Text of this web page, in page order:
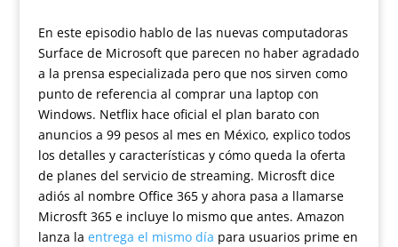
En este episodio hablo de las nuevas computadoras
Surface de Microsoft que parecen no haber agradado
a la prensa especializada pero que nos sirven como
punto de referencia al comprar una laptop con
Windows. Netflix hace oficial el plan barato con
anuncios a 99 pesos al mes en México, explico todos
los detalles y características y cómo queda la oferta
de planes del servicio de streaming. Microsft dice
adiós al nombre Office 365 y ahora pasa a llamarse
Microsft 365 e incluye lo mismo que antes. Amazon
lanza la entrega el mismo día para usuarios prime en